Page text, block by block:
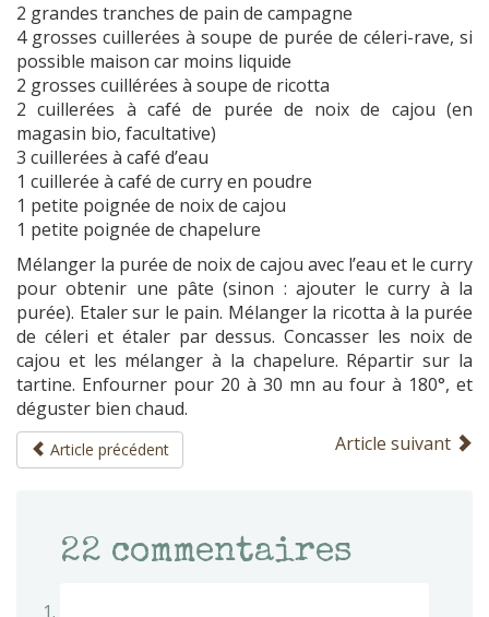
2 grandes tranches de pain de campagne
4 grosses cuillerées à soupe de purée de céleri-rave, si
possible maison car moins liquide
2 grosses cuillérées à soupe de ricotta
2 cuillerées à café de purée de noix de cajou (en
magasin bio, facultative)
3 cuillerées à café d’eau
1 cuillerée à café de curry en poudre
1 petite poignée de noix de cajou
1 petite poignée de chapelure
Mélanger la purée de noix de cajou avec l’eau et le curry
pour obtenir une pâte (sinon : ajouter le curry à la
purée). Etaler sur le pain. Mélanger la ricotta à la purée
de céleri et étaler par dessus. Concasser les noix de
cajou et les mélanger à la chapelure. Répartir sur la
tartine. Enfourner pour 20 à 30 mn au four à 180°, et
déguster bien chaud.
Article précédent Article suivant
22 commentaires